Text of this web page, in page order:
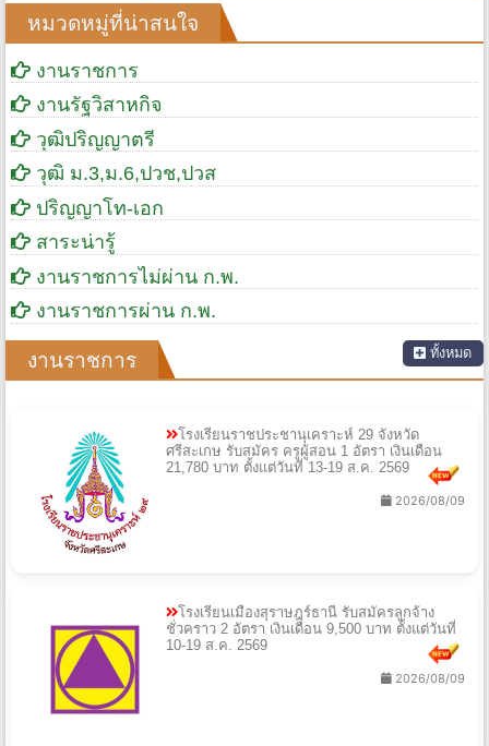
หมวดหมู่ที่น่าสนใจ
งานราชการ
งานรัฐวิสาหกิจ
วุฒิปริญญาตรี
วุฒิ ม.3,ม.6,ปวช,ปวส
ปริญญาโท-เอก
สาระน่ารู้
งานราชการไม่ผ่าน ก.พ.
งานราชการผ่าน ก.พ.
งานราชการ ทั้งหมด
โรงเรียนราชประชานุเคราะห์ 29 จังหวัด
ศรีสะเกษ รับสมัคร ครูผู้สอน 1 อัตรา เงินเดือน
21,780 บาท ตั้งแต่วันที่ 13-19 ส.ค. 2569
2026/08/09
โรงเรียนเมืองสุราษฎร์ธานี รับสมัครลูกจ้าง
ชั่วคราว 2 อัตรา เงินเดือน 9,500 บาท ตั้งแต่วันที่
10-19 ส.ค. 2569
2026/08/09